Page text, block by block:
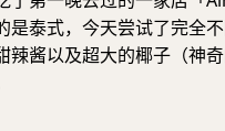
是泰式，今天尝试了完全
辣酱以及超大的椰子（神